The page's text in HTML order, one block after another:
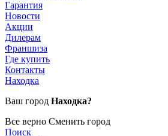
Гарантия
Новости
Акции
Дилерам
Франшиза
Где купить
Контакты
Находка
Ваш город Находка?
Все верно Сменить город
Поиск